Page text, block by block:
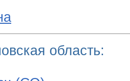
область: